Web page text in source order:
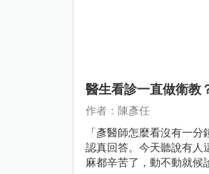
醫生看診一直做衛教
作者：陳彥任
「彥醫師怎麼看沒有一
認真回答。今天聽說有人
麻都辛苦了，動不動就候